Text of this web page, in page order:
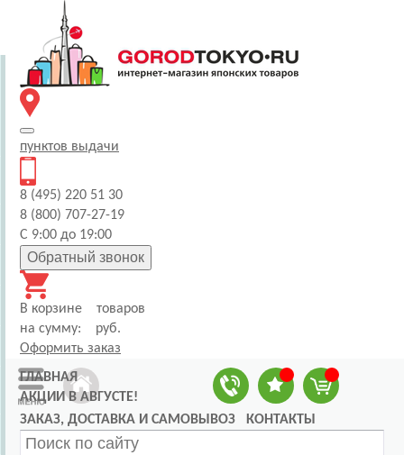
пунктов выдачи
8 (495) 220 51 30
8 (800) 707-27-19
С 9:00 до 19:00
Обратный звонок
В корзине
товаров
на сумму:
руб.
Оформить заказ
ГЛАВНАЯ
АКЦИИ В АВГУСТЕ!
ЗАКАЗ, ДОСТАВКА И САМОВЫВОЗ
КОНТАКТЫ